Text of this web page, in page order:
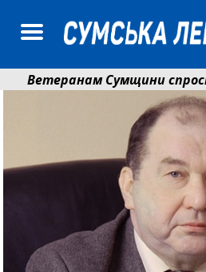
Ветеранам Сумщини
Романько розширює програму